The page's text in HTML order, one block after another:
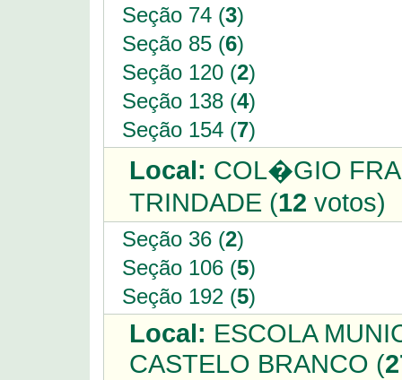
Seção 74 (3)
Seção 85 (6)
Seção 120 (2)
Seção 138 (4)
Seção 154 (7)
Local: COL�GIO
TRINDADE (12 votos)
Seção 36 (2)
Seção 106 (5)
Seção 192 (5)
Local: ESCOLA
CASTELO BRANCO (